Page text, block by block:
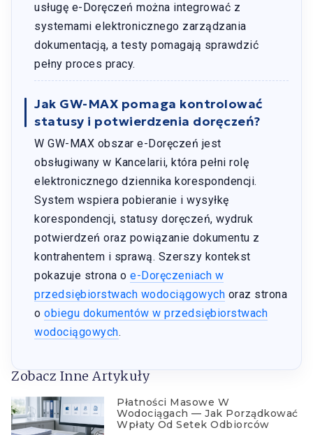
usługę e-Doręczeń można integrować z
systemami elektronicznego zarządzania
dokumentacją, a testy pomagają sprawdzić
pełny proces pracy.
Jak GW-MAX pomaga kontrolować
statusy i potwierdzenia doręczeń?
W GW-MAX obszar e-Doręczeń jest
obsługiwany w Kancelarii, która pełni rolę
elektronicznego dziennika korespondencji.
System wspiera pobieranie i wysyłkę
korespondencji, statusy doręczeń, wydruk
potwierdzeń oraz powiązanie dokumentu z
kontrahentem i sprawą. Szerszy kontekst
pokazuje strona o e-Doręczeniach w
przedsiębiorstwach wodociągowych oraz strona
o obiegu dokumentów w przedsiębiorstwach
wodociągowych.
Zobacz Inne Artykuły
Płatności Masowe W
Wodociągach — Jak Porządkować
Wpłaty Od Setek Odbiorców